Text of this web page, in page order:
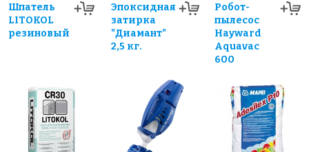
Шпатель
LITOKOL
резиновый
Эпоксидная
затирка
"Диамант"
2,5 кг.
Робот-
пылесос
Hayward
Aquavac
600